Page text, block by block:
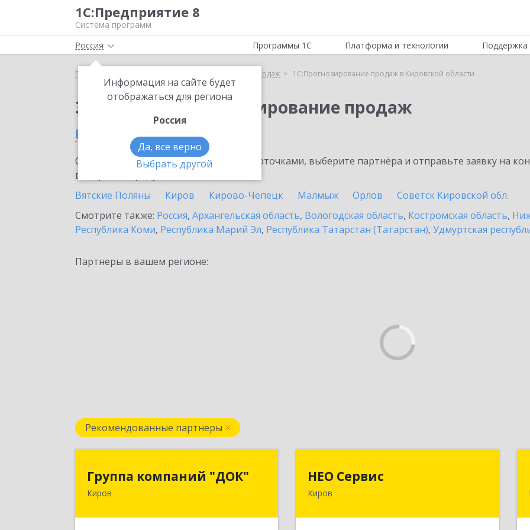
1С:Предприятие 8
Система программ
Россия
Информация на сайте будет
отображаться для региона
Россия
Да, все верно
Выбрать другой
Программы 1С Платформа и технологии Поддержка
Главная 1С:Прогнозирование продаж 1С:Прогнозирование продаж в Кировской области
Заказать 1С:Прогнозирование продаж
в Кировской области
Ознакомьтесь с информационными карточками, выберите партнёра и отправьте заявку на
внедрение продукта.
Вятские Поляны
Киров Кирово-Чепецк Малмыж Орлов
Советск Кировской обл.
Смотрите также: Россия, Архангельская область, Вологодская область, Костромская область,
Республика Коми, Республика Марий Эл, Республика Татарстан (Татарстан), Удмуртская
Партнеры в вашем регионе:
Рекомендованные партнеры
Группа компаний "ДОК"
Киров
Группа компаний "ДОК"
НЕО Сервис
Киров